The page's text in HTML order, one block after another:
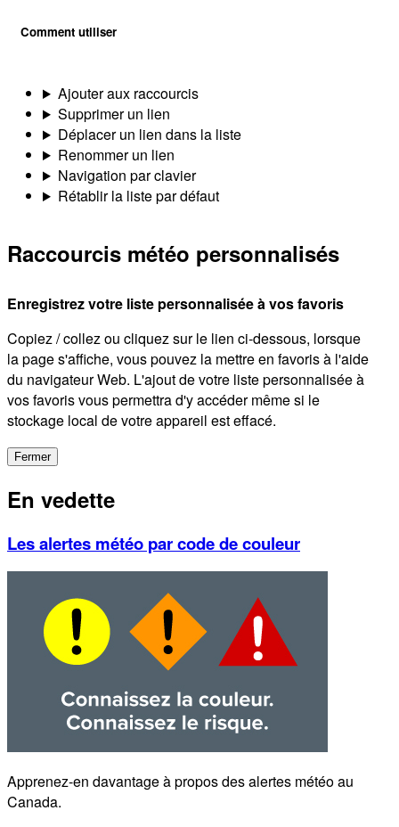
Comment utiliser
Ajouter aux raccourcis
Supprimer un lien
Déplacer un lien dans la liste
Renommer un lien
Navigation par clavier
Rétablir la liste par défaut
Raccourcis météo personnalisés
Enregistrez votre liste personnalisée à vos favoris
Copiez / collez ou cliquez sur le lien ci-dessous, lorsque
la page s'affiche, vous pouvez la mettre en favoris à l'aide
du navigateur Web. L'ajout de votre liste personnalisée à
vos favoris vous permettra d'y accéder même si le
stockage local de votre appareil est effacé.
Fermer
En vedette
Les alertes météo par code de couleur
Apprenez-en davantage à propos des alertes météo au
Canada.